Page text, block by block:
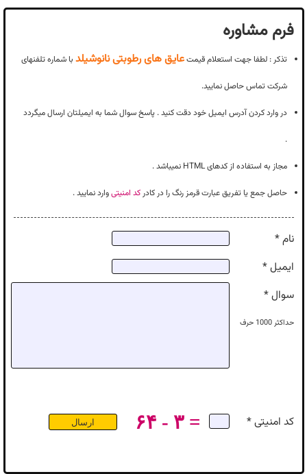
فرم مشاوره
تذکر : لطفا جهت استعلام قیمتعایق های رطوبتی نانوشیلد با شماره تلفنهای
شرکت تماس حاصل نمایید.
در وارد کردن آدرس ایمیل خود دقت کنید . پاسخ سوال شما به ایمیلتان ارسال میگردد
.
مجاز به استفاده از کدهای HTML نمیباشد .
حاصل جمع یا تفریق عبارت قرمز رنگ را در کادرکد امنیتیوارد نمایید .
نام *
ایمیل *
سوال *
حداکثر1000 حرف
کد امنیتی * ۶۴ - ۳ =